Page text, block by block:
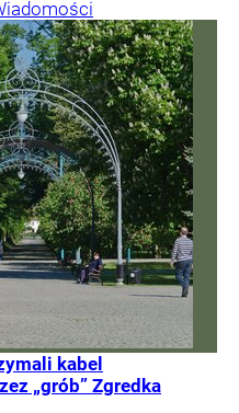
kabel
„grób” Zgredka